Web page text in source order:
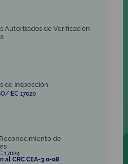
Autorizados de Verificación
de Inspección
IEC 17020
de
17024
al CRC CEA-3.0-08